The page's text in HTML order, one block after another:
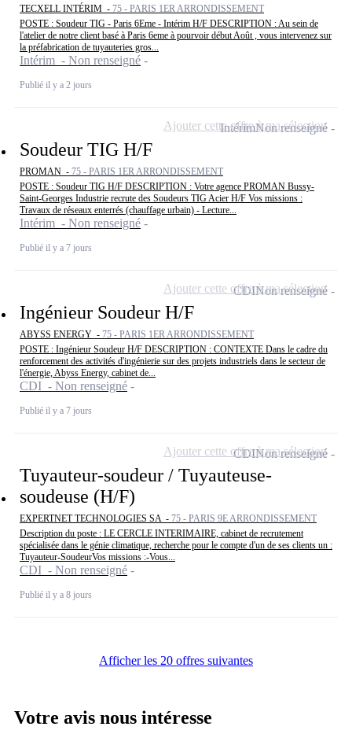
TECXELL INTÉRIM - 75 - PARIS 1ER ARRONDISSEMENT
POSTE : Soudeur TIG - Paris 6Eme - Intérim H/F DESCRIPTION : Au sein de
l'atelier de notre client basé à Paris 6eme à pourvoir début Août , vous intervenez sur
la préfabrication de tuyauteries gros...
Intérim - Non renseigné
Publié il y a 2 jours
Soudeur TIG H/F
PROMAN - 75 - PARIS 1ER ARRONDISSEMENT
POSTE : Soudeur TIG H/F DESCRIPTION : Votre agence PROMAN Bussy-
Saint-Georges Industrie recrute des Soudeurs TIG Acier H/F Vos missions :
Travaux de réseaux enterrés (chauffage urbain) - Lecture...
Intérim - Non renseigné
Publié il y a 7 jours
IntérimNon renseigné
Ajouter cette offre à ma sélection
Ingénieur Soudeur H/F
ABYSS ENERGY - 75 - PARIS 1ER ARRONDISSEMENT
POSTE : Ingénieur Soudeur H/F DESCRIPTION : CONTEXTE Dans le cadre du
renforcement des activités d'ingénierie sur des projets industriels dans le secteur de
l'énergie, Abyss Energy, cabinet de...
CDI - Non renseigné
Publié il y a 7 jours
CDINon renseigné
Ajouter cette offre à ma sélection
Tuyauteur-soudeur / Tuyauteuse-
soudeuse (H/F)
EXPERTNET TECHNOLOGIES SA - 75 - PARIS 9E ARRONDISSEMENT
Description du poste : LE CERCLE INTERIMAIRE, cabinet de recrutement
spécialisée dans le génie climatique, recherche pour le compte d'un de ses clients un :
Tuyauteur-SoudeurVos missions :-Vous...
CDI - Non renseigné
Publié il y a 8 jours
CDINon renseigné
Ajouter cette offre à ma sélection
Afficher les 20 offres suivantes
Votre avis nous intéresse